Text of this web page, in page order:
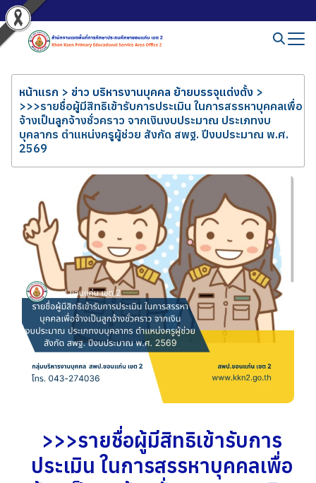
หน้าแรก > ข่าว บริหารงานบุคคล ย้ายบรรจุแต่งตั้ง >
>>>รายชื่อผู้มีสิทธิเข้ารับการประเมิน ในการสรรหาบุคคลเพื่อ
จ้างเป็นลูกจ้างชั่วคราว จากเงินงบประมาณ ประเภทงบ
บุคลากร ตำแหน่งครูผู้ช่วย สังกัด สพฐ. ปีงบประมาณ พ.ศ.
2569
>>>รายชื่อผู้มีสิทธิเข้ารับการ
ประเมิน ในการสรรหาบุคคลเพื่อ